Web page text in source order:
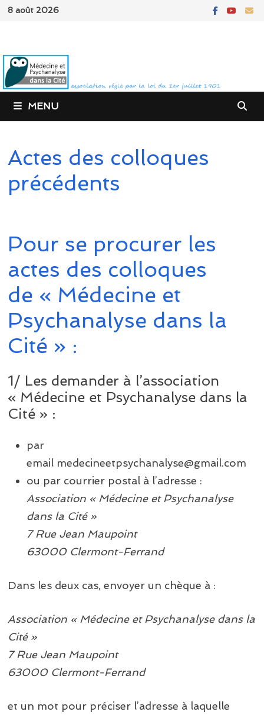
Passer
8 août 2026
MENU
Actes des colloques
précédents
Pour se procurer les
actes des colloques
de « Médecine et
Psychanalyse dans la
Cité » :
1/ Les demander à l’association
« Médecine et Psychanalyse dans la
Cité » :
par
email medecineetpsychanalyse@gmail.com
ou par courrier postal à l’adresse :
Association « Médecine et Psychanalyse
dans la Cité »
7 Rue Jean Maupoint
63000 Clermont-Ferrand
Dans les deux cas, envoyer un chèque à :
Association « Médecine et Psychanalyse dans la
Cité »
7 Rue Jean Maupoint
63000 Clermont-Ferrand
et un mot pour préciser l’adresse à laquelle